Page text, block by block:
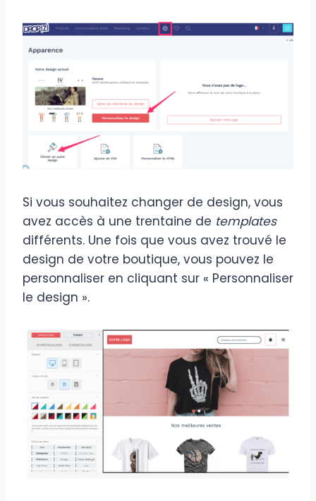
Si vous souhaitez changer de design, vous
avez accès à une trentaine de templates
différents. Une fois que vous avez trouvé le
design de votre boutique, vous pouvez le
personnaliser en cliquant sur « Personnaliser
le design ».